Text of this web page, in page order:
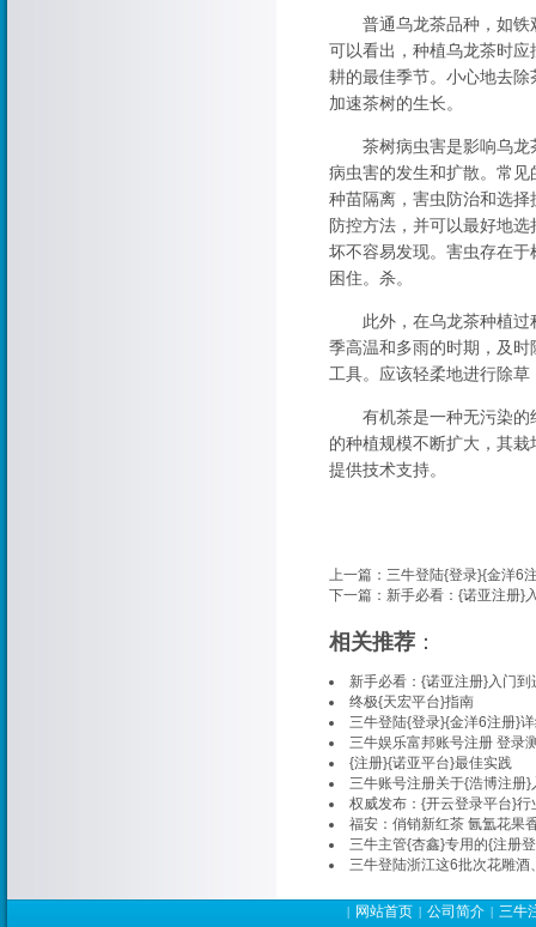
普通乌龙茶品种，如铁观
可以看出，种植乌龙茶时
耕的最佳季节。小心地去
加速茶树的生长。
茶树病虫害是影响乌龙茶
病虫害的发生和扩散。常
种苗隔离，害虫防治和选
防控方法，并可以最好地
坏不容易发现。害虫存在
困住。杀。
此外，在乌龙茶种植过程
季高温和多雨的时期，及
工具。应该轻柔地进行除
有机茶是一种无污染的纯
的种植规模不断扩大，其
提供技术支持。
上一篇： 三牛登陆{登录}{金洋6
下一篇： 新手必看：{诺亚注册}
相关推荐 ：
新手必看：{诺亚注册}入门到
终极{天宏平台}指南
三牛登陆{登录}{金洋6注册}
三牛娱乐富邦账号注册 登录
{注册}{诺亚平台}最佳实践
三牛账号注册关于{浩博注册}
权威发布：{开云登录平台}行
福安：俏销新红茶 氤氲花果
三牛主管{杏鑫}专用的{注册
三牛登陆浙江这6批次花雕
| 网站首页 | 公司简介 | 三牛